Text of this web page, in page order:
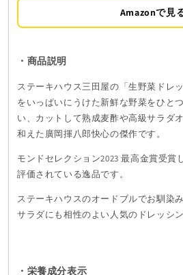
Amazonで見
・商品説明
ステーキハウス三田屋の「生野菜ドレ
をいっぱいにうけた新鮮な野菜をひと
い、カットして熟成麦酢や高級サラダ
和えた廣岡揮八郎快心の傑作です。
モンドセレクション2023 最高金賞受賞
評価されている逸品です。
ステーキハウスのオードブルでお馴染み
サラダにも相性のよい人気のドレッシン
・栄養成分表示